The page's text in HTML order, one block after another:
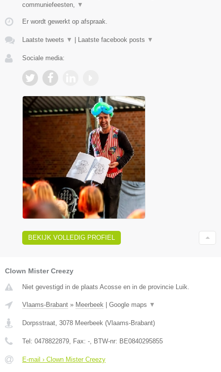
communiefeesten, ▼
Er wordt gewerkt op afspraak.
Laatste tweets ▼ Laatste facebook posts ▼
Sociale media:
BEKIJK VOLLEDIG PROFIEL
Clown Mister Creezy
Niet gevestigd in de plaats Acosse en in de provincie Luik.
Vlaams-Brabant » Meerbeek Google maps ▼
Dorpsstraat, 3078 Meerbeek (Vlaams-Brabant)
Tel: 0478822879, Fax: -, BTW-nr: BE0840295855
E-mail › Clown Mister Creezy